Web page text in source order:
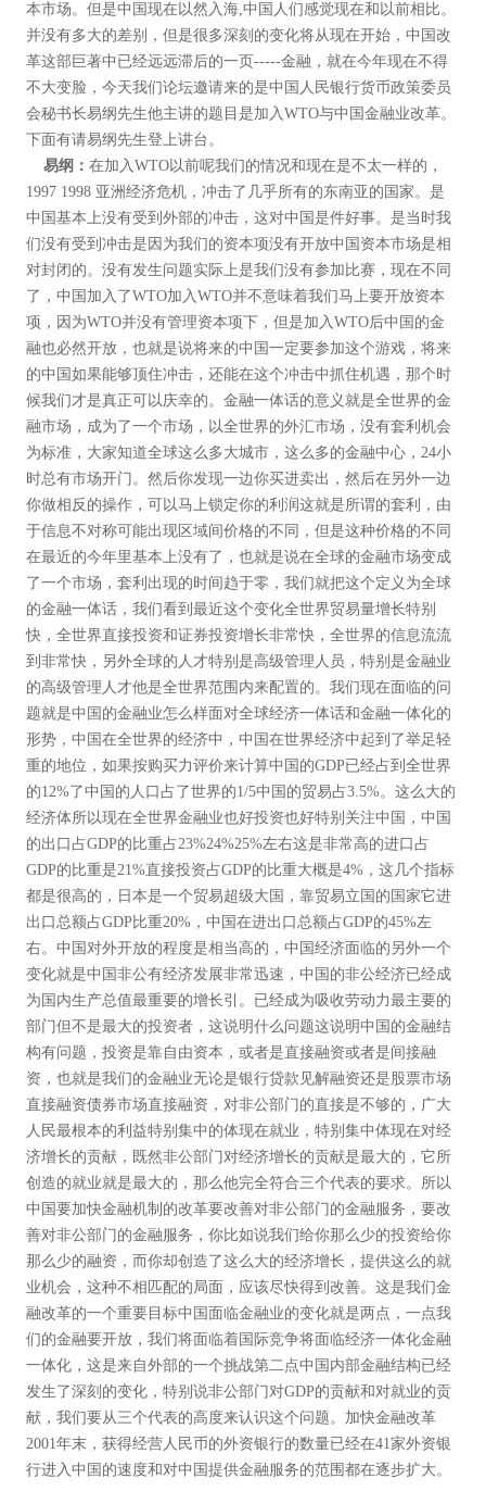
本市场。但是中国现在以然入海,中国人们感觉现在和以前相比。
并没有多大的差别，但是很多深刻的变化将从现在开始，中国改
革这部巨著中已经远远滞后的一页-----金融，就在今年现在不得
不大变脸，今天我们论坛邀请来的是中国人民银行货币政策委员
会秘书长易纲先生他主讲的题目是加入WTO与中国金融业改革。
下面有请易纲先生登上讲台。
易纲：在加入WTO以前呢我们的情况和现在是不太一样的，
1997 1998 亚洲经济危机，冲击了几乎所有的东南亚的国家。是
中国基本上没有受到外部的冲击，这对中国是件好事。是当时我
们没有受到冲击是因为我们的资本项没有开放中国资本市场是相
对封闭的。没有发生问题实际上是我们没有参加比赛，现在不同
了，中国加入了WTO加入WTO并不意味着我们马上要开放资本
项，因为WTO并没有管理资本项下，但是加入WTO后中国的金
融也必然开放，也就是说将来的中国一定要参加这个游戏，将来
的中国如果能够顶住冲击，还能在这个冲击中抓住机遇，那个时
候我们才是真正可以庆幸的。金融一体话的意义就是全世界的金
融市场，成为了一个市场，以全世界的外汇市场，没有套利机会
为标准，大家知道全球这么多大城市，这么多的金融中心，24小
时总有市场开门。然后你发现一边你买进卖出，然后在另外一边
你做相反的操作，可以马上锁定你的利润这就是所谓的套利，由
于信息不对称可能出现区域间价格的不同，但是这种价格的不同
在最近的今年里基本上没有了，也就是说在全球的金融市场变成
了一个市场，套利出现的时间趋于零，我们就把这个定义为全球
的金融一体话，我们看到最近这个变化全世界贸易量增长特别
快，全世界直接投资和证券投资增长非常快，全世界的信息流流
到非常快，另外全球的人才特别是高级管理人员，特别是金融业
的高级管理人才他是全世界范围内来配置的。我们现在面临的问
题就是中国的金融业怎么样面对全球经济一体话和金融一体化的
形势，中国在全世界的经济中，中国在世界经济中起到了举足轻
重的地位，如果按购买力评价来计算中国的GDP已经占到全世界
的12%了中国的人口占了世界的1/5中国的贸易占3.5%。这么大的
经济体所以现在全世界金融业也好投资也好特别关注中国，中国
的出口占GDP的比重占23%24%25%左右这是非常高的进口占
GDP的比重是21%直接投资占GDP的比重大概是4%，这几个指标
都是很高的，日本是一个贸易超级大国，靠贸易立国的国家它进
出口总额占GDP比重20%，中国在进出口总额占GDP的45%左
右。中国对外开放的程度是相当高的，中国经济面临的另外一个
变化就是中国非公有经济发展非常迅速，中国的非公经济已经成
为国内生产总值最重要的增长引。已经成为吸收劳动力最主要的
部门但不是最大的投资者，这说明什么问题这说明中国的金融结
构有问题，投资是靠自由资本，或者是直接融资或者是间接融
资，也就是我们的金融业无论是银行贷款见解融资还是股票市场
直接融资债券市场直接融资，对非公部门的直接是不够的，广大
人民最根本的利益特别集中的体现在就业，特别集中体现在对经
济增长的贡献，既然非公部门对经济增长的贡献是最大的，它所
创造的就业就是最大的，那么他完全符合三个代表的要求。所以
中国要加快金融机制的改革要改善对非公部门的金融服务，要改
善对非公部门的金融服务，你比如说我们给你那么少的投资给你
那么少的融资，而你却创造了这么大的经济增长，提供这么的就
业机会，这种不相匹配的局面，应该尽快得到改善。这是我们金
融改革的一个重要目标中国面临金融业的变化就是两点，一点我
们的金融要开放，我们将面临着国际竞争将面临经济一体化金融
一体化，这是来自外部的一个挑战第二点中国内部金融结构已经
发生了深刻的变化，特别说非公部门对GDP的贡献和对就业的贡
献，我们要从三个代表的高度来认识这个问题。加快金融改革
2001年末，获得经营人民币的外资银行的数量已经在41家外资银
行进入中国的速度和对中国提供金融服务的范围都在逐步扩大。